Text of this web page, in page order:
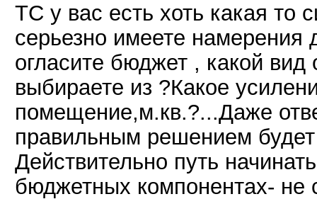
ТС у вас есть хоть какая
серьезно имеете намерения
огласите бюджет , какой
выбираете из ?Какое
помещение,м.кв.?...Даже
правильным решением
Действительно путь
бюджетных компонентах-